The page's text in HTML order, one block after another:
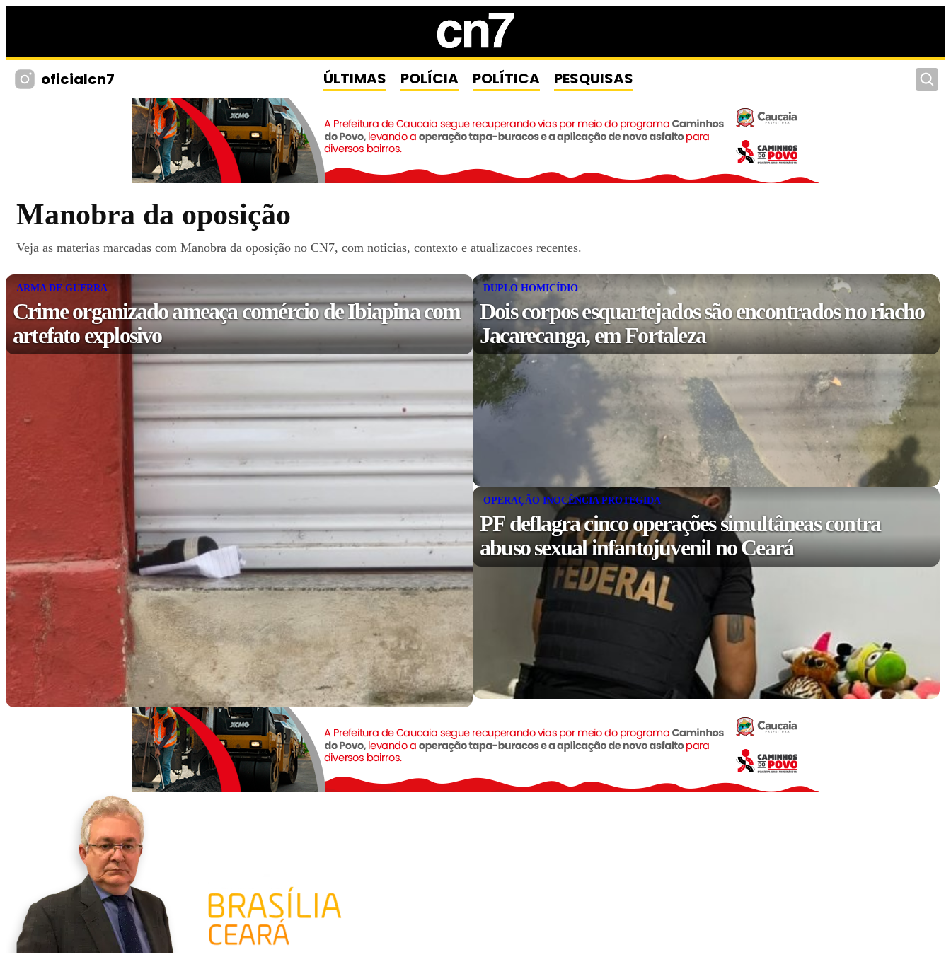
oficialcn7 ÚLTIMAS POLÍCIA POLÍTICA PESQUISAS
Manobra da oposição
Veja as materias marcadas com Manobra da oposição no CN7, com noticias, contexto e atualizacoes recentes.
ARMA DE GUERRA
Crime organizado ameaça comércio de Ibiapina com
artefato explosivo
DUPLO HOMICÍDIO
Dois corpos esquartejados são encontrados no riacho
Jacarecanga, em Fortaleza
OPERAÇÃO INOCÊNCIA PROTEGIDA
PF deflagra cinco operações simultâneas contra
abuso sexual infantojuvenil no Ceará